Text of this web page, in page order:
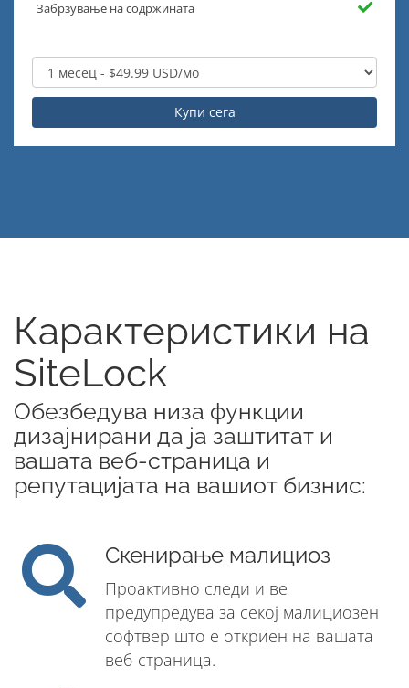
Забрзување на содржината
Купи сега
Карактеристики на
SiteLock
Обезбедува низа функции
дизајнирани да ја заштитат и
вашата веб-страница и
репутацијата на вашиот бизнис:
Скенирање малициоз
Проактивно следи и ве
предупредува за секој малициозен
софтвер што е откриен на вашата
веб-страница.